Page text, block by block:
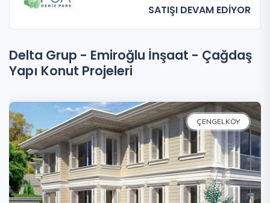
SATIŞI DEVAM EDİYOR
Delta Grup - Emiroğlu İnşaat - Çağdaş
Yapı Konut Projeleri
ÇENGELKÖY